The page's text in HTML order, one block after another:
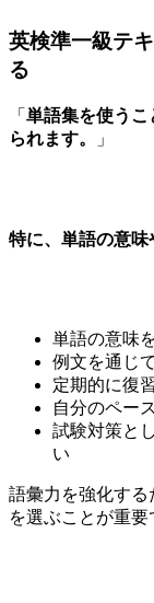
英検準一級テ
る
「 単語集を使うこ
られます。
」
特に、単語の意味
単語の意味
例文を通じ
定期的に復
自分のペー
試験対策と
い
語彙力を強化する
を選ぶことが重要